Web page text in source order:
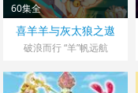
60集全
喜羊羊与灰太狼之遨
游神秘洋
破浪而行 “羊”帆远航